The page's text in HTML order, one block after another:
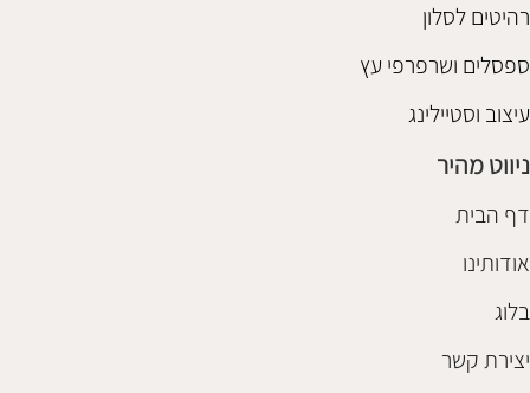
רהיטים לסלון
ספסלים ושרפרפי עץ
עיצוב וסטיילינג
ניווט מהיר
דף הבית
אודותינו
בלוג
יצירת קשר